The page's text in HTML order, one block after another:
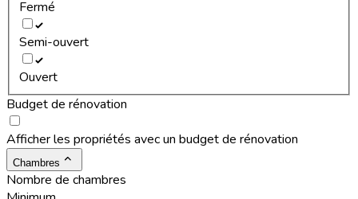
Fermé
Semi-ouvert
Ouvert
Budget de rénovation
Afficher les propriétés avec un budget de rénovation
Chambres
Nombre de chambres